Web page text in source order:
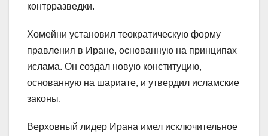
контрразведки.
Хомейни установил теократическую форму
правления в Иране, основанную на принципах
ислама. Он создал новую конституцию,
основанную на шариате, и утвердил исламские
законы.
Верховный лидер Ирана имел исключительное